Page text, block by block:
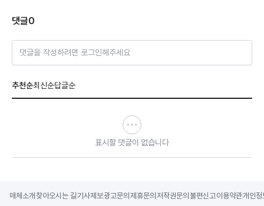
댓글0
댓글을 작성하려면 로그인해주세요
추천순최신순답글순
표시할 댓글이 없습니다
매체소개 찾아오시는 길기사제보광고문의 제휴문의 저작권문의 불편신고이용약관개인정